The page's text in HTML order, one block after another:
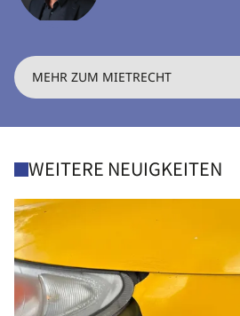
MEHR ZUM MIETRECHT
WEITERE NEUIGKEITEN